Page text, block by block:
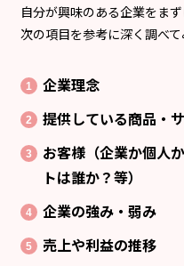
自分が興味のある企業をま
次の項目を参考に深く調べて
企業理念
提供している商品・
お客様（企業か個人
トは誰か？等）
企業の強み・弱み
売上や利益の推移